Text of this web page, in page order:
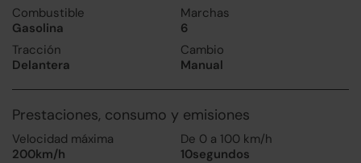
Combustible
Gasolina
Marchas
6
Tracción
Delantera
Cambio
Manual
Prestaciones, consumo y emisiones
Velocidad máxima
200km/h
De 0 a 100 km/h
10segundos